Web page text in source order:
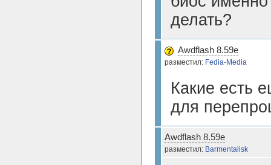
делать?
Awdflash 8.59e
разместил: Fedia-Media
Какие есть
для
Awdflash 8.59e
разместил: Barmentalisk